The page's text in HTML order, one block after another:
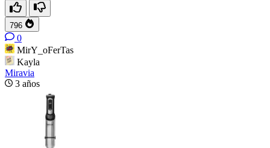
796
0
MirY_oFerTas
Kayla
Miravia
3 años